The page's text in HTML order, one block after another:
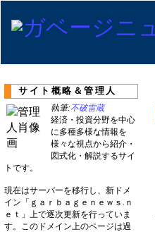
サイト概略＆管理人
執筆:不破雷蔵
経済・投資分野を中心
に多種多様な情報を
様々な視点から紹介・
図式化・解説するサイ
トです。
現在はサーバーを移行し、新ドメ
イン「ｇａｒｂａｇｅｎｅｗｓ.ｎ
ｅｔ」上で逐次更新を行っていま
す。このドメイン上のページは過